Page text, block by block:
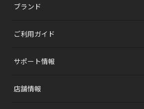
ブランド
ご利用ガイド
サポート情報
店舗情報